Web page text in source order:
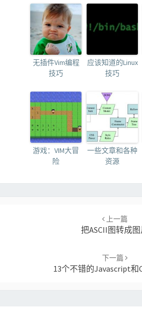
无插件Vim编程
技巧
应该知道的Linux
技巧
游戏：VIM大冒
险
一些文章和各种
资源
上一篇
把ASCII图转成
下一篇
13个不错的Javascript和